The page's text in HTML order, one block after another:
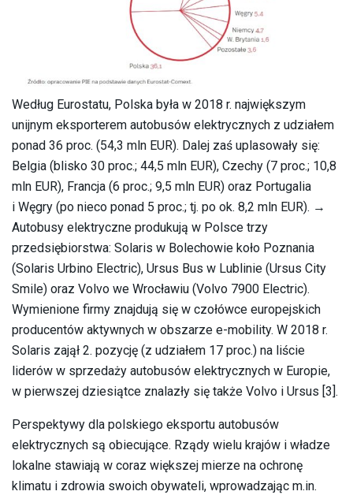
Według Eurostatu, Polska była w 2018 r. największym
unijnym eksporterem autobusów elektrycznych z udziałem
ponad 36 proc. (54,3 mln EUR). Dalej zaś uplasowały się:
Belgia (blisko 30 proc.; 44,5 mln EUR), Czechy (7 proc.; 10,8
mln EUR), Francja (6 proc.; 9,5 mln EUR) oraz Portugalia
i Węgry (po nieco ponad 5 proc.; tj. po ok. 8,2 mln EUR). →
Autobusy elektryczne produkują w Polsce trzy
przedsiębiorstwa: Solaris w Bolechowie koło Poznania
(Solaris Urbino Electric), Ursus Bus w Lublinie (Ursus City
Smile) oraz Volvo we Wrocławiu (Volvo 7900 Electric).
Wymienione firmy znajdują się w czołówce europejskich
producentów aktywnych w obszarze e-mobility. W 2018 r.
Solaris zajął 2. pozycję (z udziałem 17 proc.) na liście
liderów w sprzedaży autobusów elektrycznych w Europie,
w pierwszej dziesiątce znalazły się także Volvo i Ursus [3].
Perspektywy dla polskiego eksportu autobusów
elektrycznych są obiecujące. Rządy wielu krajów i władze
lokalne stawiają w coraz większej mierze na ochronę
klimatu i zdrowia swoich obywateli, wprowadzając m.in.